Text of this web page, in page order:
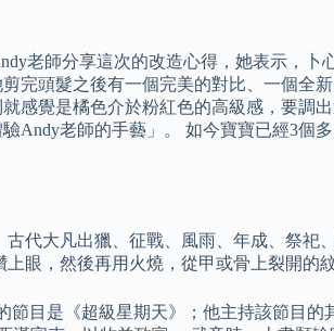
老師分享這次的改造心得，她表示，
完頭髮之後有一個完美的對比、一個全
感覺是橘色介於粉紅色的高級感，要調
Andy老師的手藝」。 如今寶寶已經3
代大凡出獵、征戰、風雨、年成、祭祀
眼，然後再用火燒，從甲或骨上裂開的
目是《超級星期天》；他主持該節目